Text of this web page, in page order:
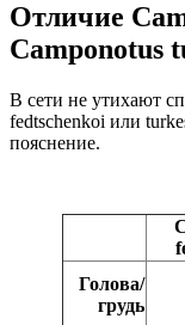
Отличие
Camponotus
В сети не утихают
fedtschenkoi или
пояснение.
Голова/
грудь